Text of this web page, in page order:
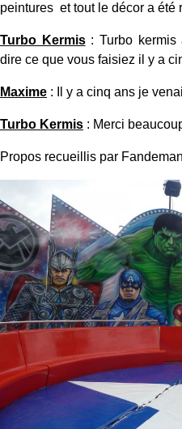
peintures et tout le décor a été
Turbo Kermis: Turbo kermis
dire ce que vous faisiez il y a
Maxime : Il y a cinq ans je
Turbo Kermis : Merci
Propos recueillis par